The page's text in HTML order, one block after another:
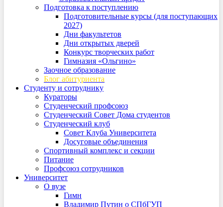
Подготовка к поступлению
Подготовительные курсы (для поступающих
2027)
Дни факультетов
Дни открытых дверей
Конкурс творческих работ
Гимназия «Ольгино»
Заочное образование
Блог абитуриента
Студенту и сотруднику
Кураторы
Студенческий профсоюз
Студенческий Совет Дома студентов
Студенческий клуб
Совет Клуба Университета
Досуговые объединения
Спортивный комплекс и секции
Питание
Профсоюз сотрудников
Университет
О вузе
Гимн
Владимир Путин о СПбГУП